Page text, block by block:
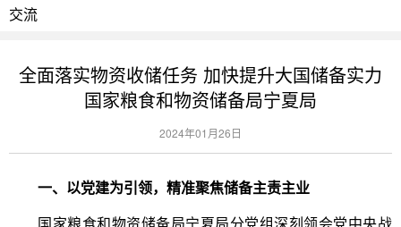
交流
全面落实物资收储任务 加快提升大国储备实力
国家粮食和物资储备局宁夏局
2024年01月26日
一、以党建为引领，精准聚焦储备主责主业